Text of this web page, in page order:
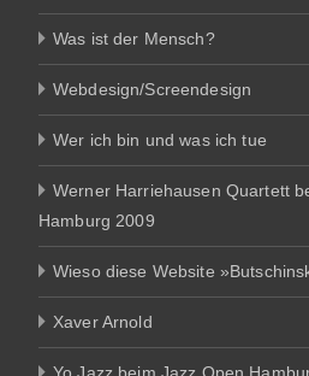
Was ist der Mensch?
Webdesign/Screendesign
Wer ich bin und was ich tue
Werner Harriehausen Quartett
Hamburg 2009
Wieso diese Website
Xaver Arnold